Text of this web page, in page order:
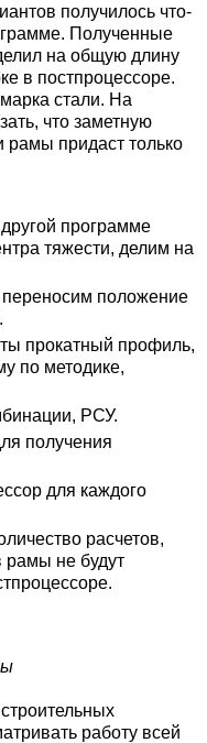
получилось что-
Полученные
на общую длину
в постпроцессоре.
стали. На
что заметную
рамы придаст только
программе
тяжести, делим на
положение
прокатный профиль,
по методике,
РСУ.
получения
для каждого
расчетов,
рамы не будут
работу всей